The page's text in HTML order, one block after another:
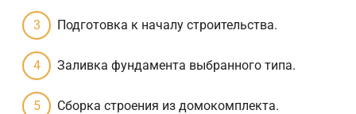
Подготовка к началу строительства.
Заливка фундамента выбранного типа.
Сборка строения из домокомплекта.